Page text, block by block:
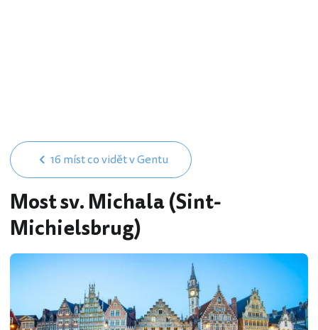
16 míst co vidět v Gentu
Most sv. Michala (Sint-
Michielsbrug)